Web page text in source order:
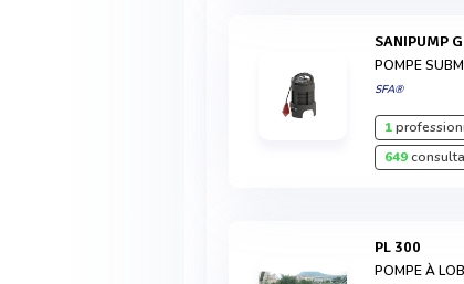
SANIPUMP
POMPE
SFA®
1
649
PL 300
POMPE À